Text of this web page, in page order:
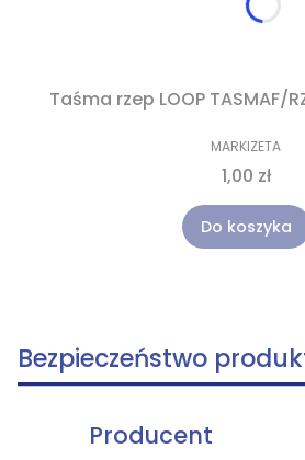
Taśma rzep LOOP
MARKIZETA
1,00 zł
Do koszyka
Bezpieczeństwo
Producent